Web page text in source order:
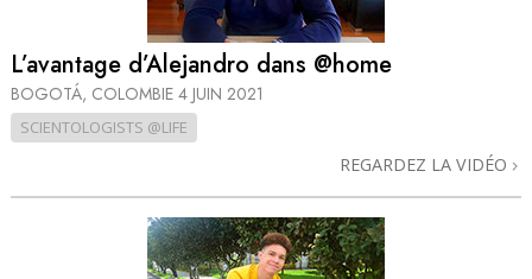
L’avantage d’Alejandro dans @home
BOGOTÁ, COLOMBIE 4 JUIN 2021
SCIENTOLOGISTS @LIFE
REGARDEZ LA VIDÉO